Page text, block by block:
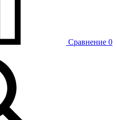
Сравнение 0